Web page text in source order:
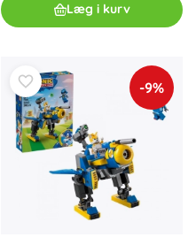
Læg i kurv
-9%